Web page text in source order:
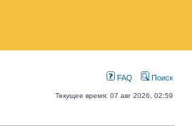
FAQ Поиск
Текущее время: 07 авг 2026, 02:59